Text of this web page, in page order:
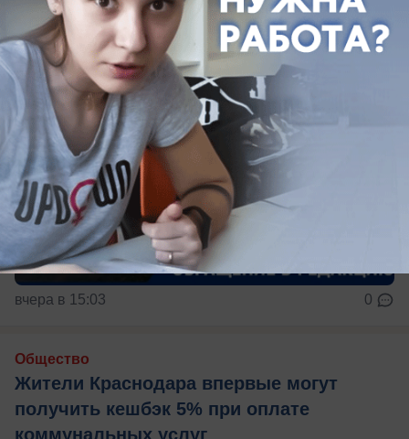
вчера в 15:03 0
Общество
Жители Краснодара впервые могут
получить кешбэк 5% при оплате
коммунальных услуг